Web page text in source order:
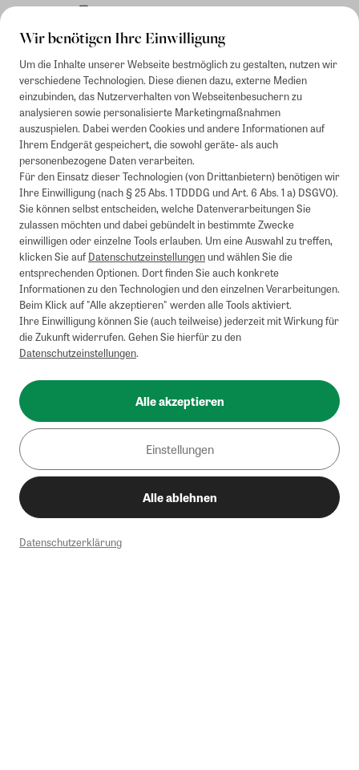
Wir benötigen Ihre Einwilligung
Um die Inhalte unserer Webseite bestmöglich zu gestalten, nutzen wir
verschiedene Technologien. Diese dienen dazu, externe Medien
einzubinden, das Nutzerverhalten von Webseitenbesuchern zu
analysieren sowie personalisierte Marketingmaßnahmen
auszuspielen. Dabei werden Cookies und andere Informationen auf
Ihrem Endgerät gespeichert, die sowohl geräte- als auch
personenbezogene Daten verarbeiten.
Für den Einsatz dieser Technologien (von Drittanbietern) benötigen wir
Ihre Einwilligung (nach § 25 Abs. 1 TDDDG und Art. 6 Abs. 1 a) DSGVO).
Sie können selbst entscheiden, welche Datenverarbeitungen Sie
zulassen möchten und dabei gebündelt in bestimmte Zwecke
einwilligen oder einzelne Tools erlauben. Um eine Auswahl zu treffen,
klicken Sie aufDatenschutzeinstellungenund wählen Sie die
entsprechenden Optionen. Dort finden Sie auch konkrete
Informationen zu den Technologien und den einzelnen Verarbeitungen.
Beim Klick auf "Alle akzeptieren" werden alle Tools aktiviert.
Ihre Einwilligung können Sie (auch teilweise) jederzeit mit Wirkung für
die Zukunft widerrufen. Gehen Sie hierfür zu den
Datenschutzeinstellungen.
Alle akzeptieren
Einstellungen
Alle ablehnen
Datenschutzerklärung
Rechnung